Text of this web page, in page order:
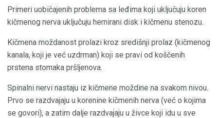
Primeri uobičajenih problema sa leđima koji uključuju koren
kičmenog nerva uključuju hernirani disk i kičmenu stenozu.
Kičmena moždanost prolazi kroz središnji prolaz (kičmenog
kanala, koji je već uzdrman) koji se pravi od koščenih
prstena stomaka pršljenova.
Spinalni nervi nastaju iz kičmene moždine na svakom nivou.
Prvo se razdvajaju u korenine kičmenih nerva (već o kojima
se govori), a zatim dalje razdvajaju u živce koji idu u sve